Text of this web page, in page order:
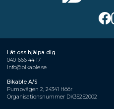
Låt oss hjälpa dig
040-666 44 17
info@bikable.se
Bikable A/S
Pumpvägen 2, 24341 Höör
Organisationsnummer DK35252002